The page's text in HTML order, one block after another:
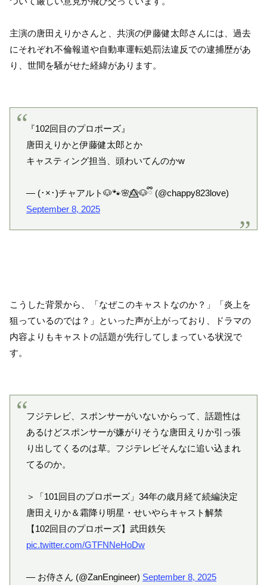
主演の唐田えりかさんと、共演の伊藤健太郎さんには、過去
にそれぞれ不倫報道や自動車運転処罰法違反での逮捕歴があ
り、世間を騒がせた経緯があります。
『102回目のプロポーズ』
唐田えりかと伊藤健太郎とか
キャスティング担当、頭わいてんのかw
— (･×･)チャアルト🐶🐾🌸🐶⃤🐶ྀི (@chappy823love)
September 8, 2025
こうした背景から、「なぜこのキャストなのか？」「炎上を
狙っているのでは？」といった声が上がっており、ドラマの
内容よりもキャストの話題が先行してしまっている状況で
す。
フジテレビ、スポンサーがいないからって、話題性は
あるけどスポンサーが嫌がりそうな唐田えりか引っ張
り出してくるのは草。フジテレビそんなに追い込まれ
てるのか。
＞「101回目のプロポーズ」34年の歳月経て続編決定
唐田えりか＆霜降り明星・せいやらキャスト解禁
【102回目のプロポーズ】武田鉄矢
pic.twitter.com/GTFNNeHoDw
— お侍さん (@ZanEngineer) September 8, 2025